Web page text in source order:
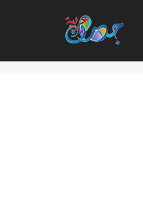
المحتوى